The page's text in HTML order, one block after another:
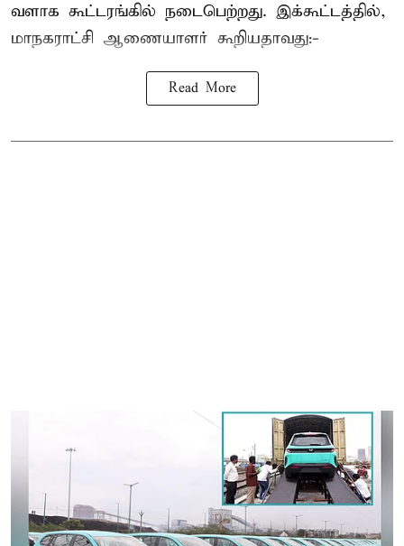
வளாக கூட்டரங்கில் நடைபெற்றது. இக்கூட்டத்தில்,
மாநகராட்சி ஆணையாளர் கூறியதாவது:-
Read More